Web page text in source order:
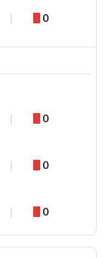
0
0
0
0